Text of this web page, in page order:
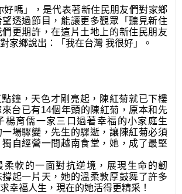
嗎」，是代表著新住民朋友們對家鄉
透過節目，能讓更多觀眾「聽見新住
們更期許，在這片土地上的新住民朋友
家鄉說出：「我在台灣 我很好」。
鐘，天色才剛亮起，陳紅菊就已下樓
台已有14個年頭的陳紅菊，原本和先
楊育儒一家三口過著幸福的小家庭生
場驟變，先生的驟逝，讓陳紅菊必須
自經營一間越南食堂，她，成了最堅
柔軟的一面對抗逆境，展現生命的韌
起一片天，她的溫柔敦厚鼓舞了許多
幸福人生，現在的她活得更精采！